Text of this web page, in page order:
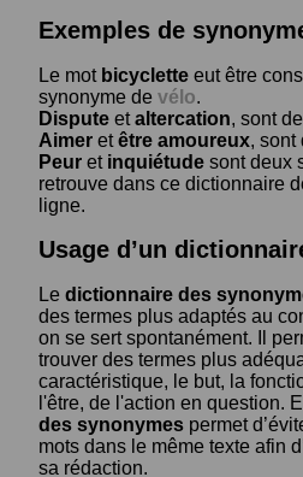
Exemples de
Le mot bicyclette eut être
synonyme de vélo.
Dispute etaltercation, sont
Aimer etêtre amoureux, sont
Peur et inquiétude sont deux
retrouve dans ce dictionnaire
ligne.
Usage d’un
Le dictionnaire des
des termes plus adaptés au
on se sert spontanément. Il
trouver des termes plus
caractéristique, le but, la
l'être, de l'action en question.
des synonymes permet
mots dans le même texte afin
sa rédaction.